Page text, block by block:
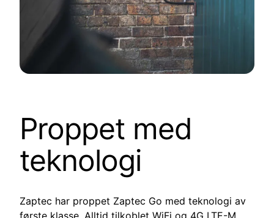
Proppet med
teknologi
Zaptec har proppet Zaptec Go med teknologi av
første klasse. Alltid tilkoblet WiFi og 4G LTE-M,